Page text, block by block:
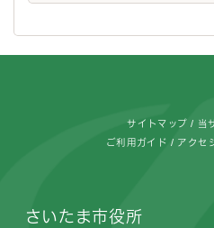
サイトマップ 当
ご利用ガイド アクセ
さいたま市役所